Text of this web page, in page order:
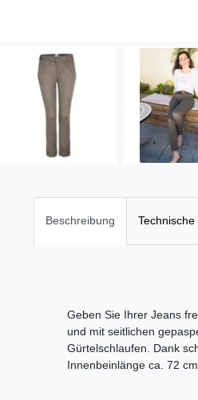
Beschreibung Technische
Geben Sie Ihrer Jeans
und mit seitlichen
Gürtelschlaufen. Dank
Innenbeinlänge ca. 72